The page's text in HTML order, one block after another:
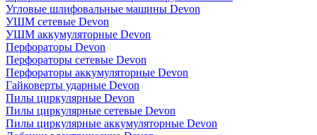
Угловые шлифовальные машины Devon
УШМ сетевые Devon
УШМ аккумуляторные Devon
Перфораторы Devon
Перфораторы сетевые Devon
Перфораторы аккумуляторные Devon
Гайковерты ударные Devon
Пилы циркулярные Devon
Пилы циркулярные сетевые Devon
Пилы циркулярные аккумуляторные Devon